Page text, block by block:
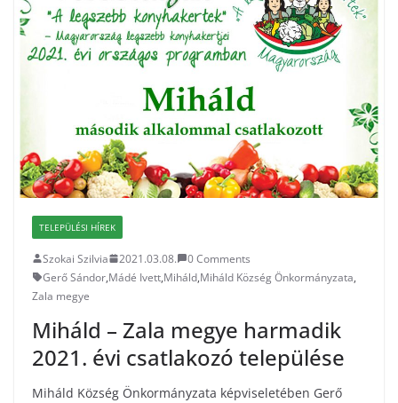
TELEPÜLÉSI HÍREK
Szokai Szilvia 2021.03.08.
0 Comments
Gerő Sándor,Mádé Ivett,Miháld,Miháld Község Önkormányzata,
Zala megye
Miháld – Zala megye harmadik
2021. évi csatlakozó települése
Miháld Község Önkormányzata képviseletében Gerő